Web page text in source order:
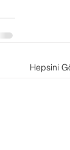
Hepsini